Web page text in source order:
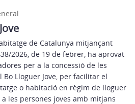
de Catalunya mitjançant
2026, de 19 de febrer, ha aprovat
per a la concessió de les
Bo Lloguer Jove, per facilitar el
o habitació en règim de lloguer
a les persones joves amb mitjans